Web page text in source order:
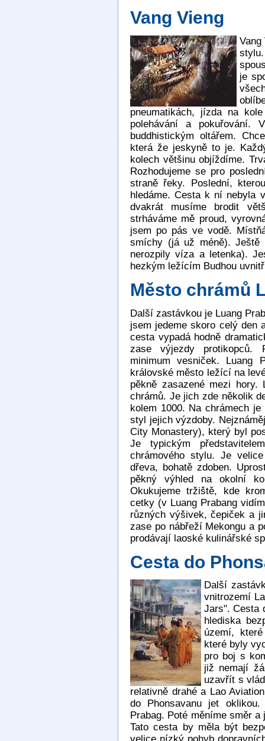
Vang Vieng
je
pneumatikách, jízda na
polehávání a pokuřování.
buddhistickým oltářem.
která že jeskyně to je.
kolech většinu objíždíme.
Rozhodujeme se pro
straně řeky. Poslední,
hledáme. Cesta k ní nebyla
dvakrát musíme brodit
strháváme mě proud,
jsem po pás ve vodě.
smíchy (já už méně). Ještě
nerozpily víza a letenka).
hezkým ležícím Budhou
Město chrámů
Další zastávkou je Luang
jsem jedeme skoro celý den
cesta vypadá hodně
zase výjezdy protikopců.
minimum vesniček. Luang
královské město ležící na
pěkně zasazené mezi hory.
chrámů. Je jich zde několik
kolem 1000. Na chrámech
styl jejich výzdoby.
City Monastery), který byl
Je typickým
chrámového stylu. Je
dřeva, bohatě zdoben.
pěkný výhled na okolní
Okukujeme tržiště, kde
cetky (v Luang Prabang
různých výšivek, čepiček a
zase po nábřeží Mekongu a
prodávají laoské kulinářské
Cesta do
Další
vnitrozemí
Jars". Cesta
hlediska
území,
které byly
pro boj s
již nemají
uzavřít s
relativně drahé a Lao
do Phonsavanu jet
Prabag. Poté měníme směr
Tato cesta by měla být